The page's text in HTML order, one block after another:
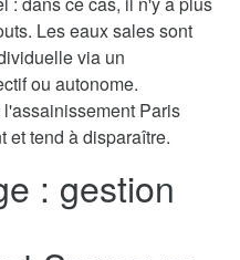
Les eaux sales sont
via un
ou autonome.
Paris
et tend à disparaître.
: gestion